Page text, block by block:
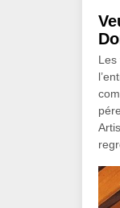
Les